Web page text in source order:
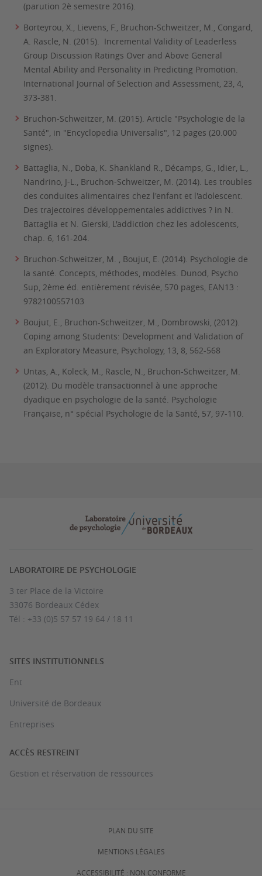
(parution 2è semestre 2016).
Borteyrou, X., Lievens, F., Bruchon-Schweitzer, M., Congard,
A. Rascle, N. (2015). Incremental Validity of Leaderless
Group Discussion Ratings Over and Above General
Mental Ability and Personality in Predicting Promotion.
International Journal of Selection and Assessment, 23, 4,
373-381.
Bruchon-Schweitzer, M. (2015). Article "Psychologie de la
Santé", in "Encyclopedia Universalis", 12 pages (20.000
signes).
Battaglia, N., Doba, K. Shankland R., Décamps, G., Idier, L.,
Nandrino, J-L., Bruchon-Schweitzer, M. (2014). Les troubles
des conduites alimentaires chez l'enfant et l'adolescent.
Des trajectoires développementales addictives ? in N.
Battaglia et N. Gierski, L'addiction chez les adolescents,
chap. 6, 161-204.
Bruchon-Schweitzer, M. , Boujut, E. (2014). Psychologie de
la santé. Concepts, méthodes, modèles. Dunod, Psycho
Sup, 2ème éd. entièrement révisée, 570 pages, EAN13 :
9782100557103
Boujut, E., Bruchon-Schweitzer, M., Dombrowski, (2012).
Coping among Students: Development and Validation of
an Exploratory Measure, Psychology, 13, 8, 562-568
Untas, A., Koleck, M., Rascle, N., Bruchon-Schweitzer, M.
(2012). Du modèle transactionnel à une approche
dyadique en psychologie de la santé. Psychologie
Française, n° spécial Psychologie de la Santé, 57, 97-110.
LABORATOIRE DE PSYCHOLOGIE
3 ter Place de la Victoire
33076 Bordeaux Cédex
Tél : +33 (0)5 57 57 19 64 / 18 11
SITES INSTITUTIONNELS
Ent
Université de Bordeaux
Entreprises
ACCÈS RESTREINT
Gestion et réservation de ressources
PLAN DU SITE
MENTIONS LÉGALES
ACCESSIBILITÉ : NON CONFORME